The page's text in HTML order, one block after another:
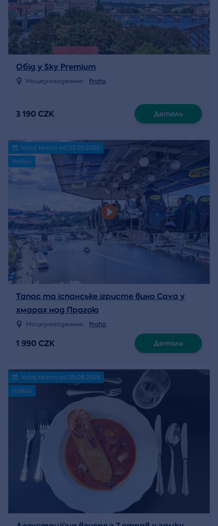
Обід у Sky Premium
Місцезнаходження: Praha
3 190 CZK Деталь
Volný termín od 03.09.2026
Новий
Тапас та іспанське ігристе вино Cava у
хмарах над Прагою
Місцезнаходження: Praha
1 990 CZK Деталь
Volný termín od 09.08.2026
Новий